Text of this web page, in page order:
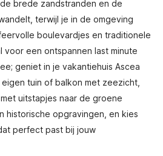
brede zandstranden en de
terwijl je in de omgeving
boulevardjes en traditionele
voor een ontspannen last minute
geniet in je vakantiehuis Ascea
tuin of balkon met zeezicht,
uitstapjes naar de groene
historische opgravingen, en kies
perfect past bij jouw